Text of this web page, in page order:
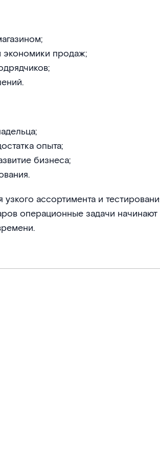
экономики продаж;
опыта;
бизнеса;
ассортимента и
операционные задачи начинают